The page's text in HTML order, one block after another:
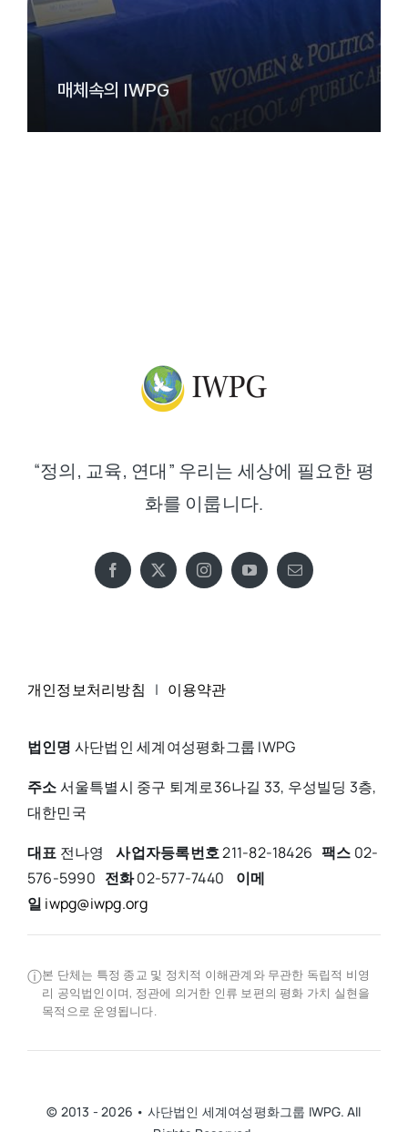
매체속의 IWPG
“정의, 교육, 연대” 우리는 세상에 필요한 평
화를 이룹니다.
개인정보처리방침 | 이용약관
법인명 사단법인 세계여성평화그룹 IWPG
주소서울특별시 중구 퇴계로36나길 33, 우성빌딩 3층,
대한민국
대표 전나영사업자등록번호211-82-18426 팩스 02-
576-5990 전화02-577-7440 이메
일 iwpg@iwpg.org
ⓘ본 단체는 특정 종교 및 정치적 이해관계와 무관한 독립적 비영
리 공익법인이며, 정관에 의거한 인류 보편의 평화 가치 실현을
목적으로 운영됩니다.
© 2013 - 2026 • 사단법인 세계여성평화그룹 IWPG. All